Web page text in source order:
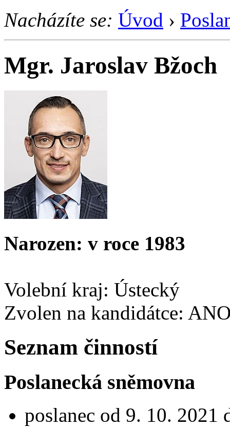
Nacházíte se: Úvod ›
Mgr. Jaroslav Bžoch
Narozen: v roce 1983
Volební kraj: Ústecký
Zvolen na kandidátce:
Seznam činností
Poslanecká sněmovna
poslanec od 9. 10. 2021